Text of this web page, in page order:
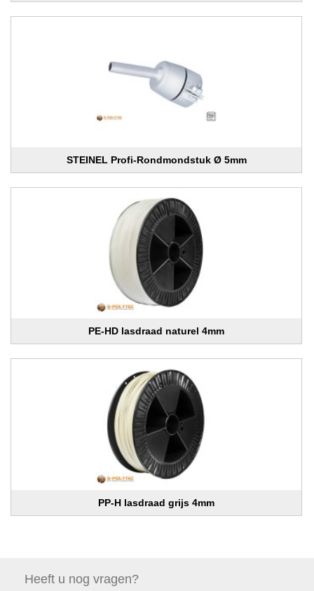
STEINEL Profi-Rondmondstuk Ø 5mm
PE-HD lasdraad naturel 4mm
PP-H lasdraad grijs 4mm
Heeft u nog vragen?